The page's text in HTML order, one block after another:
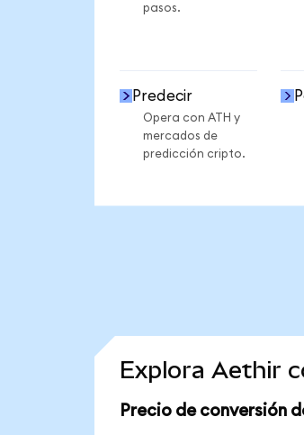
pasos.
Predecir
Opera con ATH y
mercados de
predicción cripto.
Explora Aethir
Precio de conversión